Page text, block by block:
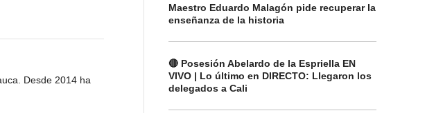
Desde 2014 ha
Maestro Eduardo Malagón pide recuperar la
enseñanza de la historia
🔴 Posesión Abelardo de la Espriella EN
VIVO | Lo último en DIRECTO: Llegaron los
delegados a Cali